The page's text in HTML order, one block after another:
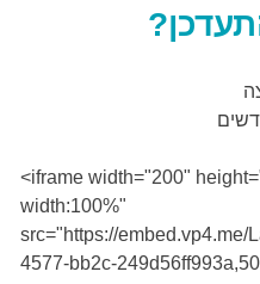
<iframe width="200"
width:100%"
src="https://embed.vp4.me/
4577-bb2c-